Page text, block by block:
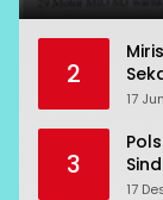
2
17
3
17